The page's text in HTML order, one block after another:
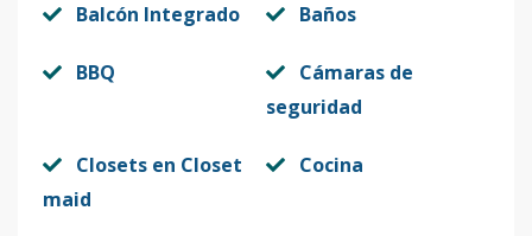
Balcón Integrado Baños
BBQ
Cámaras de
seguridad
Closets en Closet
maid
Cocina